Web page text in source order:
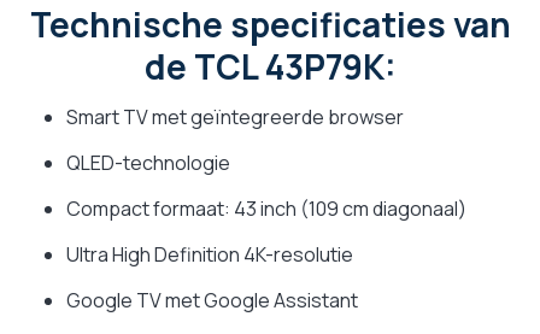
Technische specificaties van
de TCL 43P79K:
Smart TV met geïntegreerde browser
QLED-technologie
Compact formaat: 43 inch (109 cm diagonaal)
Ultra High Definition 4K-resolutie
Google TV met Google Assistant